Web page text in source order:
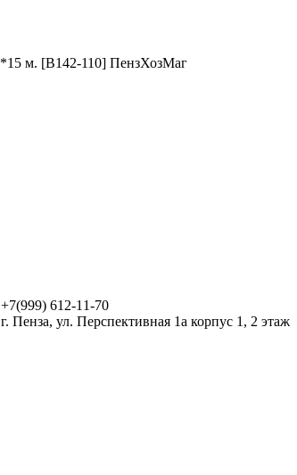
+7(999) 612-11-70
г. Пенза, ул. Перспективная 1а корпус 1, 2 этаж